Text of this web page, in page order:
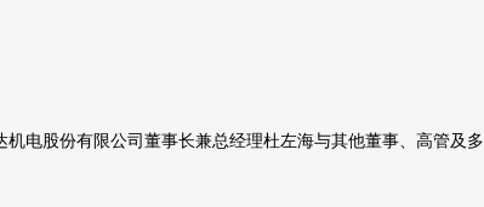
电股份有限公司董事长兼总经理杜左海与其他董事、高管及多